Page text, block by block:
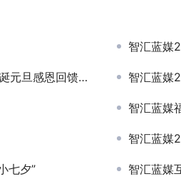
智汇蓝媒
回馈让你乐翻天 智汇蓝媒
智汇蓝媒
智汇蓝媒
七夕” 智汇蓝媒